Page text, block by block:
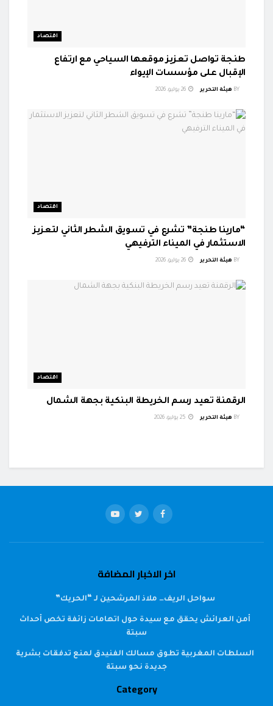
اقتصاد
طنجة تواصل تعزيز موقعها السياحي مع ارتفاع
الإقبال على مؤسسات الإيواء
BY هيئة التحرير
اقتصاد
“مارينا طنجة” تشرع في تسويق الشطر الثاني لتعزيز
الاستثمار في الميناء الترفيهي
BY هيئة التحرير
اقتصاد
الرقمنة تعيد رسم الخريطة البنكية بجهة الشمال
BY هيئة التحرير
اخر الاخبار المضافة
سواحل الريف… ملاذ المرشحين لـ “الحريك”
أمن العرائش يحقق مع سيدة حول اتهامات زائفة تخص أحداث
سبتة
السلطات المغربية تطوق مسالك الفنيدق لمنع تدفقات بشرية
جديدة نحو سبتة
Category